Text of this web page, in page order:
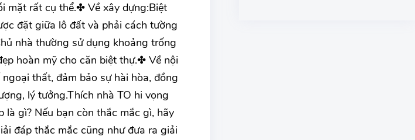
mặt rất cụ thể.✤ Về xây dựng:Biệt
đặt giữa lô đất và phải cách tường
nhà thường sử dụng khoảng trống
hoàn mỹ cho căn biệt thự.✤ Về nội
thất, đảm bảo sự hài hòa, đồng
lý tưởng.Thích nhà TO hi vọng
gì? Nếu bạn còn thắc mắc gì, hãy
đáp thắc mắc cũng như đưa ra giải